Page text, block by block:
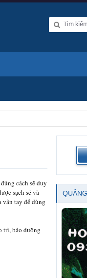
cách sẽ duy
sạch sẽ và
vân tay để dùng
trì, bảo dưỡng